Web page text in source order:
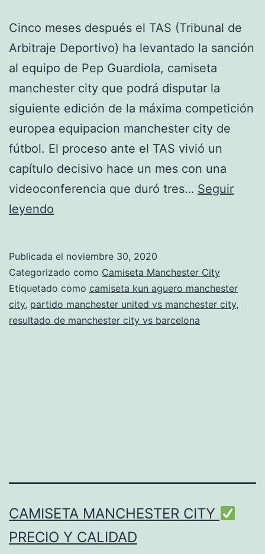
Cinco meses después el TAS (Tribunal de
Arbitraje Deportivo) ha levantado la sanción
al equipo de Pep Guardiola, camiseta
manchester city que podrá disputar la
siguiente edición de la máxima competición
europea equipacion manchester city de
fútbol. El proceso ante el TAS vivió un
capítulo decisivo hace un mes con una
videoconferencia que duró tres… Seguir
leyendo
city
2020
Publicada el noviembre 30, 2020
Categorizado como Camiseta Manchester City
Etiquetado como camiseta kun aguero manchester
city, partido manchester united vs manchester city,
resultado de manchester city vs barcelona
CAMISETA MANCHESTER CITY
PRECIO Y CALIDAD